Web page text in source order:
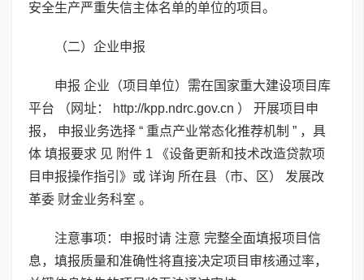
安全生产严重失信主体名单的单位的项目。
（二）企业申报
申报 企业（项目单位）需在国家重大建设项目库
平台 （网址： http://kpp.ndrc.gov.cn ） 开展项目申
报， 申报业务选择 “ 重点产业常态化推荐机制 ” ，具
体 填报要求 见 附件 1 《设备更新和技术改造贷款项
目申报操作指引》或 详询 所在县（市、区） 发展改
革委 财金业务科室 。
注意事项：申报时请 注意 完整全面填报项目信
息，填报质量和准确性将直接决定项目审核通过率，